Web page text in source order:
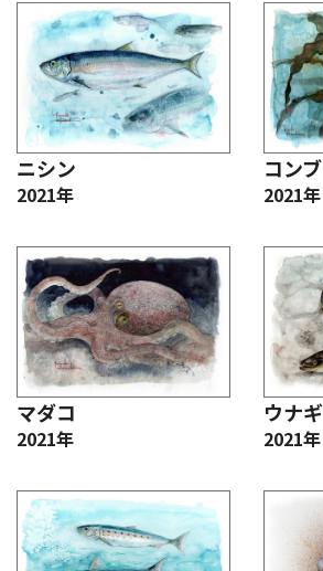
ニシン
2021年
コンブ
2021年
マダコ
2021年
ウナギ
2021年